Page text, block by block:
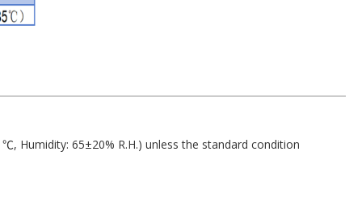
Humidity: 65±20% R.H.) unless the standard condition